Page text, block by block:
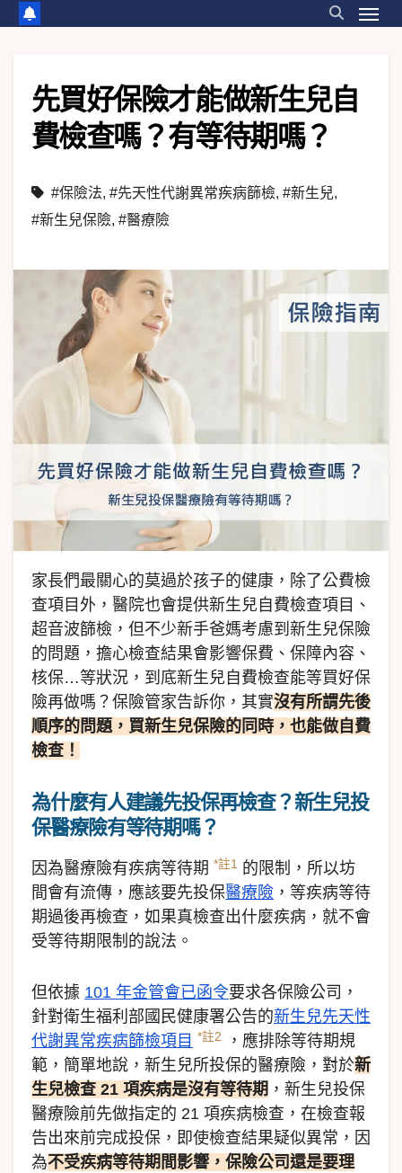
先買好保險才能做新生兒自
費檢查嗎？有等待期嗎？
#保險法, #先天性代謝異常疾病篩檢, #新生兒,
#新生兒保險, #醫療險
家長們最關心的莫過於孩子的健康，除了公費檢
查項目外，醫院也會提供新生兒自費檢查項目、
超音波篩檢，但不少新手爸媽考慮到新生兒保險
的問題，擔心檢查結果會影響保費、保障內容、
核保…等狀況，到底新生兒自費檢查能等買好保
險再做嗎？保險管家告訴你，其實沒有所謂先後
順序的問題，買新生兒保險的同時，也能做自費
檢查！
為什麼有人建議先投保再檢查？新生兒投
保醫療險有等待期嗎？
因為醫療險有疾病等待期 *註1
的限制，所以坊
間會有流傳，應該要先投保醫療險 ，等疾病等待
期過後再檢查，如果真檢查出什麼疾病，就不會
受等待期限制的說法。
但依據 101 年金管會已函令要求各保險公司，
針對衛生福利部國民健康署公告的新生兒先天性
代謝異常疾病篩檢項目 *註2
，應排除等待期規
範，簡單地說，新生兒所投保的醫療險，對於新
生兒檢查 21 項疾病是沒有等待期 ，新生兒投保
醫療險前先做指定的 21 項疾病檢查，在檢查報
告出來前完成投保，即使檢查結果疑似異常，因
為不受疾病等待期間影響，保險公司還是要理